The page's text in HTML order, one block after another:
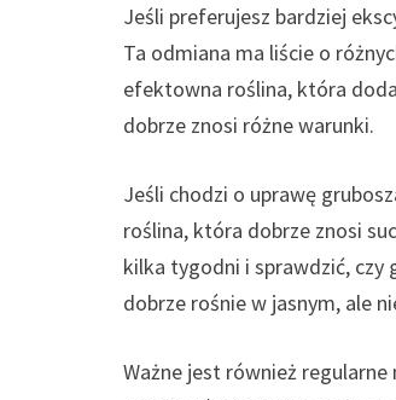
Jeśli preferujesz bardziej
Ta odmiana ma liście o
efektowna roślina, która
dobrze znosi różne warunki.
Jeśli chodzi o uprawę
roślina, która dobrze znosi
kilka tygodni i sprawdzić, czy
dobrze rośnie w jasnym, ale
Ważne jest również